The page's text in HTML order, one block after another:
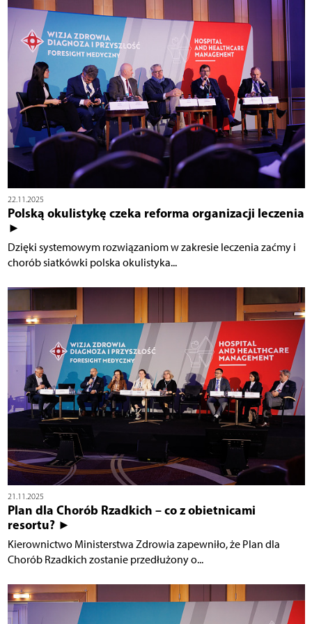
22.11.2025
Polską okulistykę czeka reforma organizacji leczenia
►
Dzięki systemowym rozwiązaniom w zakresie leczenia zaćmy i
chorób siatkówki polska okulistyka...
21.11.2025
Plan dla Chorób Rzadkich – co z obietnicami
resortu? ►
Kierownictwo Ministerstwa Zdrowia zapewniło, że Plan dla
Chorób Rzadkich zostanie przedłużony o...